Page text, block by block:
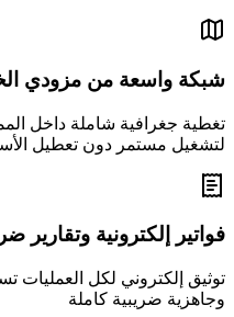
شبكة واسعة من مزودي
تغطية جغرافية شاملة داخل
لتشغيل مستمر دون تعطيل
فواتير إلكترونية وتقارير
توثيق إلكتروني لكل العمليات
وجاهزية ضريبية كاملة